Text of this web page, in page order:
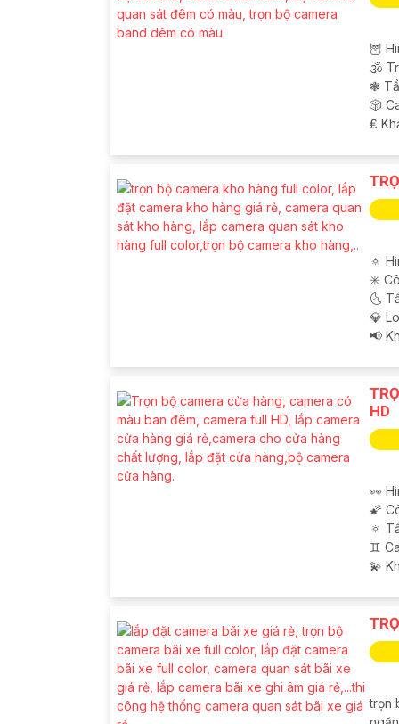
🦉
🕉️
❃
🎲
️₤
🔅
✳️
🌜
💎
️📢
HD
👀
🌠
🔅
♊
️💫
trọn